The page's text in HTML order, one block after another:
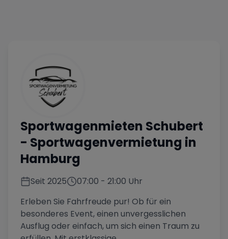
Sportwagenmieten Schubert
- Sportwagenvermietung in
Hamburg
Seit 2025 07:00 - 21:00 Uhr
Erleben Sie Fahrfreude pur! Ob für ein
besonderes Event, einen unvergesslichen
Ausflug oder einfach, um sich einen Traum zu